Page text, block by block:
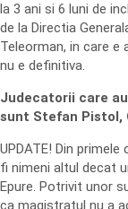
la 3 ani si 6 luni de
de la Directia
Teleorman, in care e
nu e definitiva.
Judecatorii care
sunt Stefan Pistol,
UPDATE! Din
fi nimeni altul decat
Epure. Potrivit unor
ca magistratul nu a